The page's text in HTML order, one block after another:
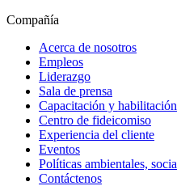
Compañía
Acerca de nosotros
Empleos
Liderazgo
Sala de prensa
Capacitación y
Centro de fideicomiso
Experiencia del cliente
Eventos
Políticas ambientales,
Contáctenos